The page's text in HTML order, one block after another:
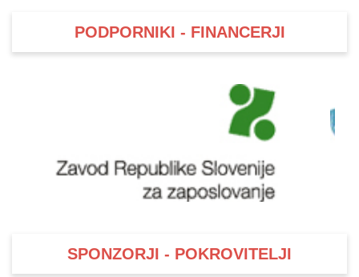
PODPORNIKI - FINANCERJI
SPONZORJI - POKROVITELJI